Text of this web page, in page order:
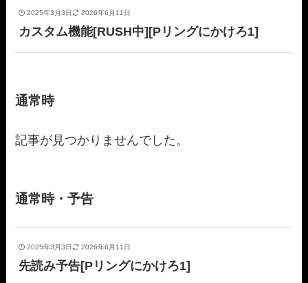
2025年3月3日 2026年6月11日
カスタム機能[RUSH中][Pリングにかけろ1]
通常時
記事が見つかりませんでした。
通常時・予告
2025年3月3日 2026年6月11日
先読み予告[Pリングにかけろ1]